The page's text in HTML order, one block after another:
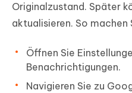
Originalzustand. Später
aktualisieren. So machen
Öffnen Sie
Benachrichtigungen.
Navigieren Sie zu